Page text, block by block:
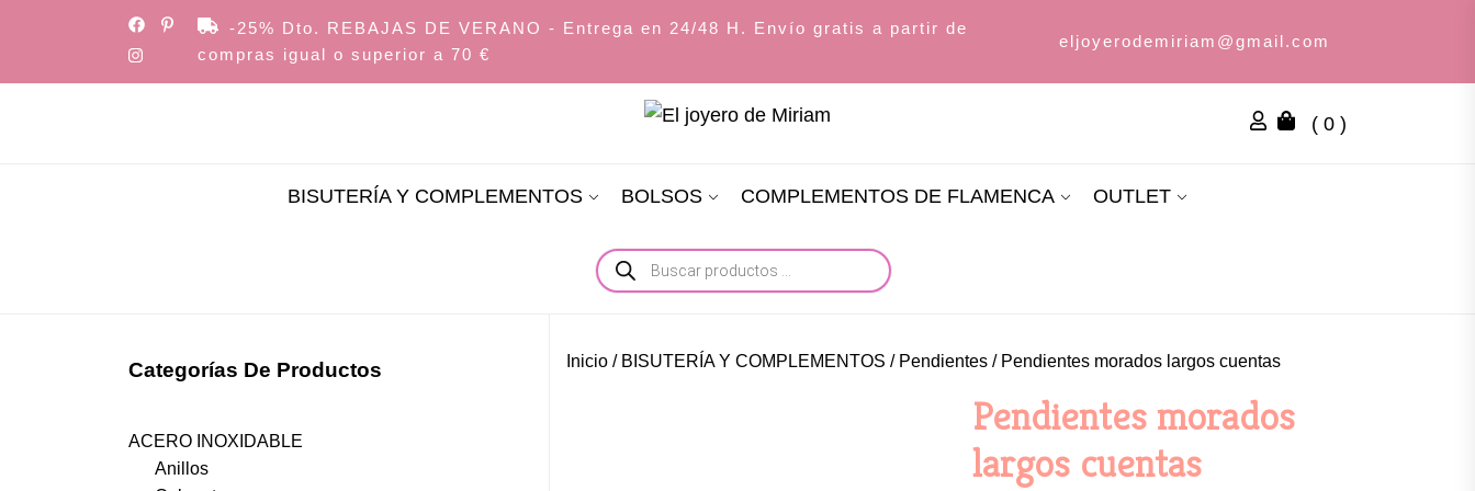
-25% Dto. REBAJAS DE VERANO - Entrega en 24/48 H. Envío gratis a partir de
compras igual o superior a 70 €
eljoyerodemiriam@gmail.com
joyero
Miriam
( 0 )
BISUTERÍA Y COMPLEMENTOS BOLSOS COMPLEMENTOS DE FLAMENCA OUTLET
Búsqueda
de
productos
Inicio / BISUTERÍA Y COMPLEMENTOS / Pendientes / Pendientes morados largos cuentas
Pendientes morados
largos cuentas
Categorías De Productos
ACERO INOXIDABLE
Anillos